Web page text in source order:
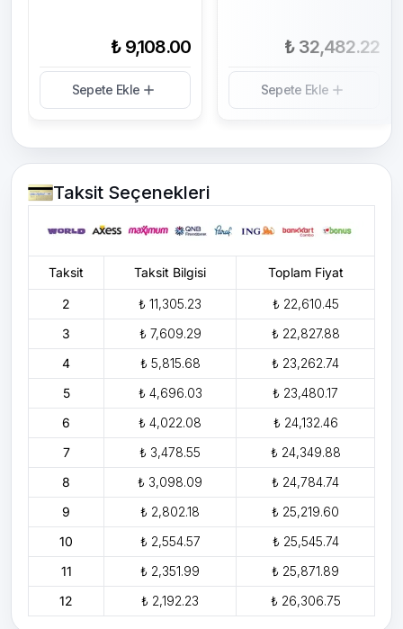
₺ 9,108.00
Sepete Ekle
₺ 32,482.22
Sepete Ekle
Taksit Seçenekleri
Taksit Taksit Bilgisi Toplam Fiyat
2 ₺ 11,305.23
₺ 22,610.45
3
₺ 7,609.29
₺ 22,827.88
4
₺ 5,815.68
₺ 23,262.74
5
₺ 4,696.03
₺ 23,480.17
6
₺ 4,022.08
₺ 24,132.46
7
₺ 3,478.55
₺ 24,349.88
8
₺ 3,098.09
₺ 24,784.74
9
₺ 2,802.18
₺ 25,219.60
10
₺ 2,554.57
₺ 25,545.74
11
₺ 2,351.99
₺ 25,871.89
12
₺ 2,192.23 ₺ 26,306.75